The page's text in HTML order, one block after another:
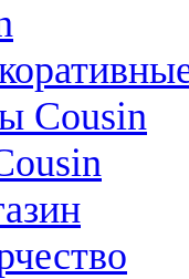
Cousin